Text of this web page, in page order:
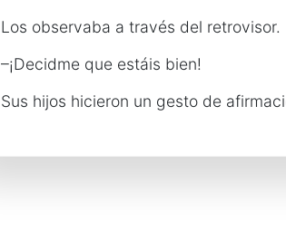
Los observaba a través del retrovisor.
–¡Decidme que estáis bien!
Sus hijos hicieron un gesto de